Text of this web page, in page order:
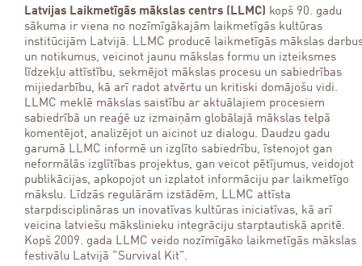
Latvijas Laikmetīgās mākslas centrs (LLMC) kopš 90. gadu
sākuma ir viena no nozīmīgākajām laikmetīgās kultūras
institūcijām Latvijā. LLMC producē laikmetīgās mākslas
un notikumus, veicinot jaunu mākslas formu un izteiksmes
līdzekļu attīstību, sekmējot mākslas procesu un sabiedrības
mijiedarbību, kā arī radot atvērtu un kritiski domājošu vidi.
LLMC meklē mākslas saistību ar aktuālajiem procesiem
sabiedrībā un reaģē uz izmaiņām globālajā mākslas telpā
komentējot, analizējot un aicinot uz dialogu. Daudzu gadu
garumā LLMC informē un izglīto sabiedrību, īstenojot gan
neformālās izglītības projektus, gan veicot pētījumus, veidojot
publikācijas, apkopojot un izplatot informāciju par laikmetīgo
mākslu. Līdzās regulārām izstādēm, LLMC attīsta
starpdisciplināras un inovatīvas kultūras iniciatīvas, kā arī
veicina latviešu mākslinieku integrāciju starptautiskā apritē.
Kopš 2009. gada LLMC veido nozīmīgāko laikmetīgās mākslas
festivālu Latvijā ”Survival Kit”.